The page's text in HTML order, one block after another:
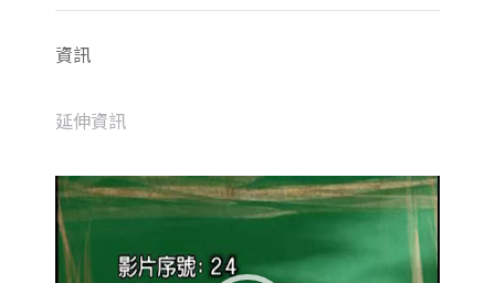
資訊
延伸資訊
視
訊
播
放